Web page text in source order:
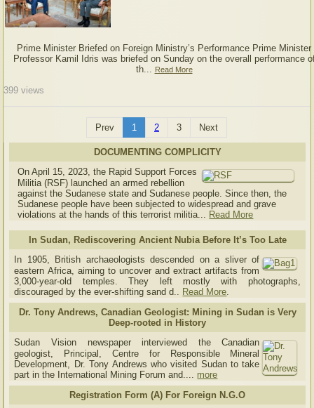
Prime Minister Briefed on Foreign Ministry’s Performance Prime Minister
Professor Kamil Idris was briefed on Sunday on the overall performance
th...
Read More
399 views
Prev 1 2 3 Next
DOCUMENTING COMPLICITY
On April 15, 2023, the Rapid Support Forces
Militia (RSF) launched an armed rebellion
against the Sudanese state and Sudanese people. Since then, the
Sudanese people have been subjected to widespread and grave
violations at the hands of this terrorist militia...
Read More
In Sudan, Rediscovering Ancient Nubia Before It’s Too Late
In 1905, British archaeologists descended on a sliver of
eastern Africa, aiming to uncover and extract artifacts from
3,000-year-old temples. They left mostly with photographs,
discouraged by the ever-shifting sand d..
Read More
Dr. Tony Andrews, Canadian Geologist: Mining in Sudan is Very
Deep-rooted in History
Sudan Vision newspaper interviewed the Canadian
geologist, Principal, Centre for Responsible Mineral
Development, Dr. Tony Andrews who visited Sudan to take
part in the International Mining Forum and.... more
Registration Form (A) For Foreign N.G.O